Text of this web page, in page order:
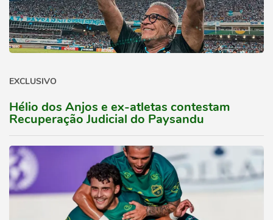
EXCLUSIVO
Hélio dos Anjos e ex-atletas contestam
Recuperação Judicial do Paysandu